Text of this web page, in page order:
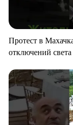
Протест в
отключений света